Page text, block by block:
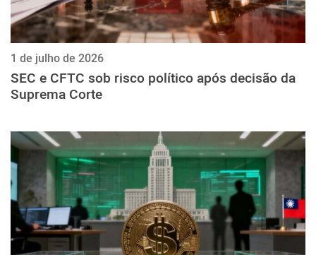
1 de julho de 2026
SEC e CFTC sob risco político após decisão da
Suprema Corte